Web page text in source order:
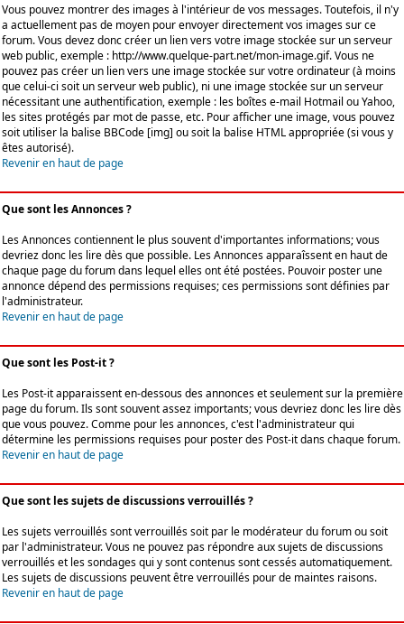
Vous pouvez montrer des images à l'intérieur de vos messages. Toutefois, il n'y
a actuellement pas de moyen pour envoyer directement vos images sur ce
forum. Vous devez donc créer un lien vers votre image stockée sur un serveur
web public, exemple : http://www.quelque-part.net/mon-image.gif. Vous ne
pouvez pas créer un lien vers une image stockée sur votre ordinateur (à moins
que celui-ci soit un serveur web public), ni une image stockée sur un serveur
nécessitant une authentification, exemple : les boîtes e-mail Hotmail ou Yahoo,
les sites protégés par mot de passe, etc. Pour afficher une image, vous pouvez
soit utiliser la balise BBCode [img] ou soit la balise HTML appropriée (si vous y
êtes autorisé).
Revenir en haut de page
Que sont les Annonces ?
Les Annonces contiennent le plus souvent d'importantes informations; vous
devriez donc les lire dès que possible. Les Annonces apparaîssent en haut de
chaque page du forum dans lequel elles ont été postées. Pouvoir poster une
annonce dépend des permissions requises; ces permissions sont définies par
l'administrateur.
Revenir en haut de page
Que sont les Post-it ?
Les Post-it apparaissent en-dessous des annonces et seulement sur la première
page du forum. Ils sont souvent assez importants; vous devriez donc les lire dès
que vous pouvez. Comme pour les annonces, c'est l'administrateur qui
détermine les permissions requises pour poster des Post-it dans chaque forum.
Revenir en haut de page
Que sont les sujets de discussions verrouillés ?
Les sujets verrouillés sont verrouillés soit par le modérateur du forum ou soit
par l'administrateur. Vous ne pouvez pas répondre aux sujets de discussions
verrouillés et les sondages qui y sont contenus sont cessés automatiquement.
Les sujets de discussions peuvent être verrouillés pour de maintes raisons.
Revenir en haut de page